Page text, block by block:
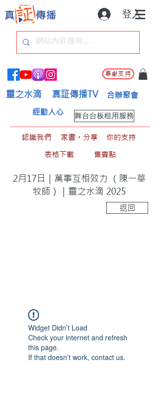
登入
奉獻支持
靈之水滴 真証傳播TV 合辦聚會
舞台台板租用服務
經動人心
認識我們 家書。分享
你的支持
表格下載
售賣點
2月17日｜萬事互相效力 （陳一華
牧師）｜靈之水滴 2025
返回
Widget Didn’t Load
Check your internet and refresh
this page.
If that doesn’t work, contact us.